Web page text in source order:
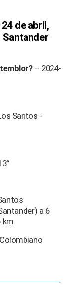
de abril,
– 2024-
Santos -
a 6
km